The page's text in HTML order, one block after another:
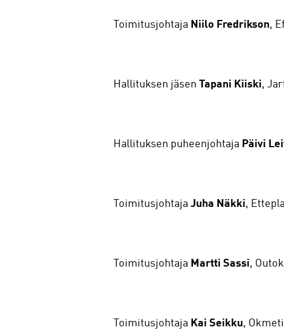
Toimitusjohtaja Niilo Fredrikson,
Hallituksen jäsen Tapani Kiiski,
Hallituksen puheenjohtaja Päivi
Toimitusjohtaja Juha Näkki,
Toimitusjohtaja Martti Sassi,
Toimitusjohtaja Kai Seikku,